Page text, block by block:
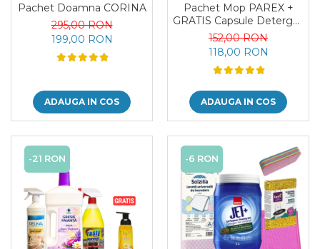
Pachet Doamna CORINA
295,00 RON
199,00 RON
ADAUGA IN COS
Pachet Mop PAREX +
GRATIS Capsule Deterget
PUROX
152,00 RON
118,00 RON
ADAUGA IN COS
-21 RON -6 RON